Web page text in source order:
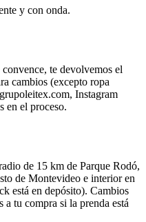
y con onda.
te devolvemos el
cambios (excepto ropa
Instagram
en el proceso.
de 15 km de Parque Rodó,
de Montevideo e interior en
está en depósito). Cambios
a tu compra si la prenda está